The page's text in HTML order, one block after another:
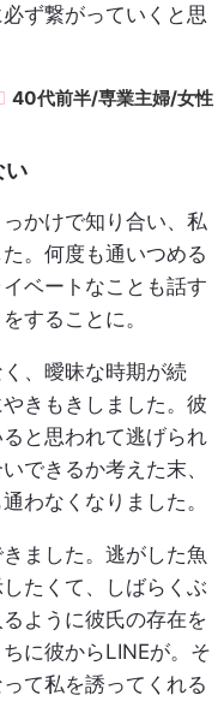
ず繋がっていくと思
40代前半/専業主婦/女性
い
かけで知り合い、私
。何度も通いつめる
ベートなことも話す
することに。
、曖昧な時期が続
きもきしました。彼
と思われて逃げられ
できるか考えた末、
わなくなりました。
ました。逃がした魚
たくて、しばらくぶ
ように彼氏の存在を
に彼からLINEが。そ
て私を誘ってくれる